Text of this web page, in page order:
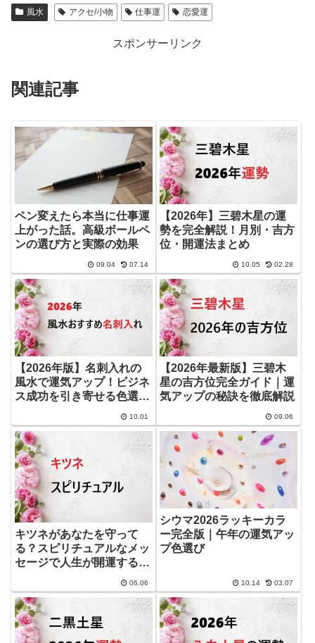
風水 アクセ/小物 仕事運 恋愛運
スポンサーリンク
関連記事
ペン変えたら本当に仕事運
上がった話。高級ボールペ
ンの選び方と実際の効果
09.04 07.14
【2026年】三碧木星の運
勢を完全解説！月別・吉方
位・開運法まとめ
10.05 02.28
【2026年版】名刺入れの
風水で運気アップ！ビジネ
ス成功を引き寄せる色選び
10.01
【2026年最新版】三碧木
星の吉方位完全ガイド｜運
気アップの秘訣を徹底解説
09.06
キツネがあなたを守って
る？スピリチュアルなメッ
セージで人生が開運するヒ
06.06
シウマ2026ラッキーカラ
ー完全版｜午年の運気アッ
プ色選び
10.14 03.07